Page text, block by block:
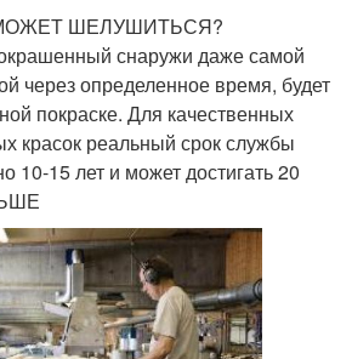
ШЕЛУШИТЬСЯ?
снаружи даже самой
через определенное время, будет
покраске. Для качественных
красок реальный срок службы
10-15 лет и может достигать 20